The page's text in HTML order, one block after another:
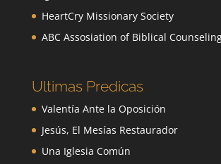
HeartCry Missionary Society
ABC Assosiation of Biblical
Ultimas Predicas
Valentía Ante la Oposición
Jesús, El Mesías Restaurador
Una Iglesia Común